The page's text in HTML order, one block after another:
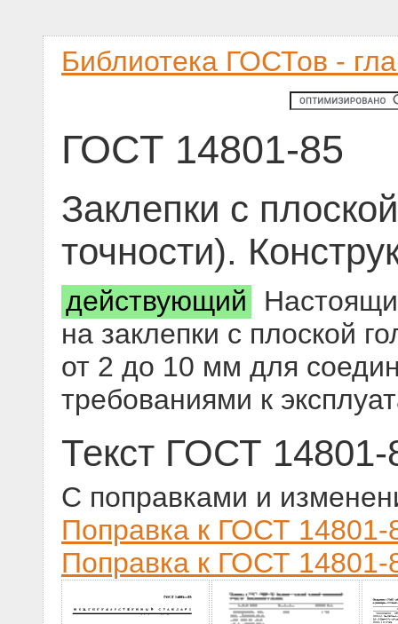
Библиотека ГОСТов -
ГОСТ 14801-85
Заклепки с
точности).
действующий
на заклепки с плоской
от 2 до 10 мм для
требованиями к
Текст ГОСТ 14801-
С поправками и
Поправка к ГОСТ 14801-
Поправка к ГОСТ 14801-